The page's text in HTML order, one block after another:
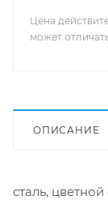
Цена
может
ОПИСАНИЕ
сталь,